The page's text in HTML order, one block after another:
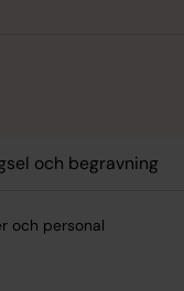
och begravning
och personal